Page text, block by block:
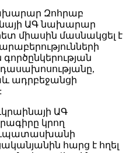
Զոհրաբ
ԱԳ նախարար
միասին մասնակցել է
ադրբեջանցի
ԱԳ
կրող
հարց է հղել